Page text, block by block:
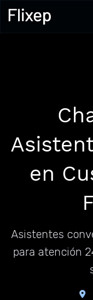
en
Asistentes
para atención